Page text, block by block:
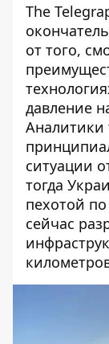
The
от того,
давление
Аналитики
ситуации
тогда
пехотой
сейчас